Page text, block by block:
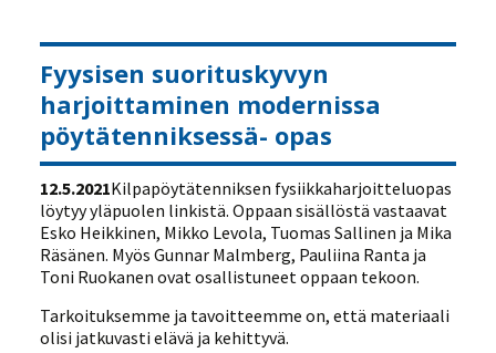
Fyysisen suorituskyvyn
harjoittaminen modernissa
pöytätenniksessä- opas
12.5.2021Kilpapöytätenniksen fysiikkaharjoitteluopas
löytyy yläpuolen linkistä. Oppaan sisällöstä vastaavat
Esko Heikkinen, Mikko Levola, Tuomas Sallinen ja Mika
Räsänen. Myös Gunnar Malmberg, Pauliina Ranta ja
Toni Ruokanen ovat osallistuneet oppaan tekoon.
Tarkoituksemme ja tavoitteemme on, että materiaali
olisi jatkuvasti elävä ja kehittyvä.